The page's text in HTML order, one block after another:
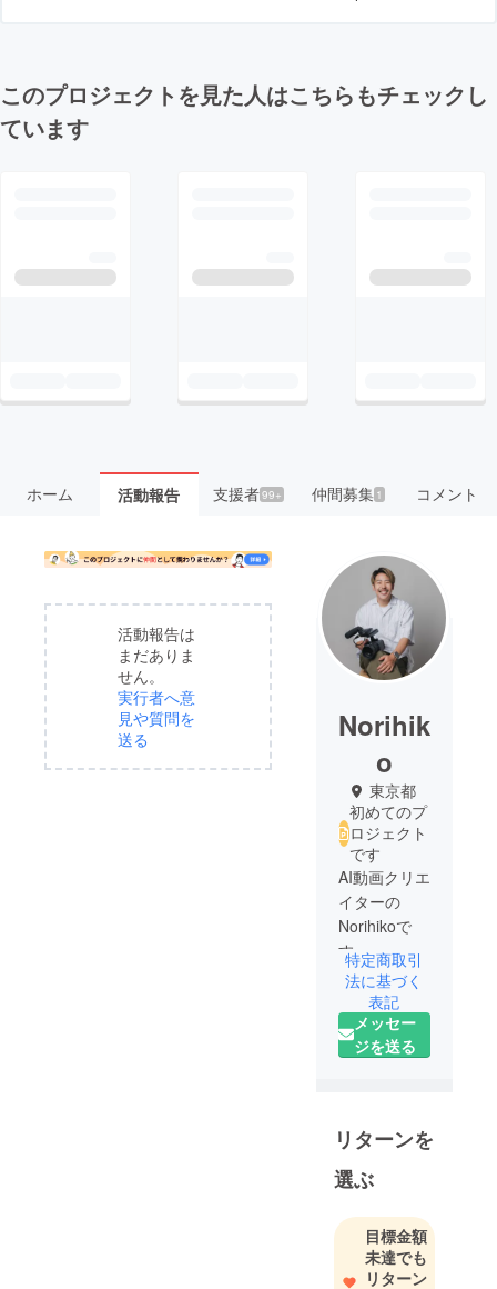
このプロジェクトを見た人はこちらもチェックし
ています
ホーム 活動報告 支援者99+ 仲間募集 1 コメント
活動報告は
まだありま
せん。
実行者へ意
見や質問を
送る
Norihik
o
東京都
初めてのプ
ロジェクト
です
AI動画クリエ
イターの
Norihikoで
す。
クリエイ
ターの作品
を上映する
場として、AI
「AI動画って
まだま
だ…」とい
う常識を
ひっくり返
すイベント
特定商取引
法に基づく
表記
メッセー
ジを送る
リターンを
選ぶ
目標金額
未達でも
リターン